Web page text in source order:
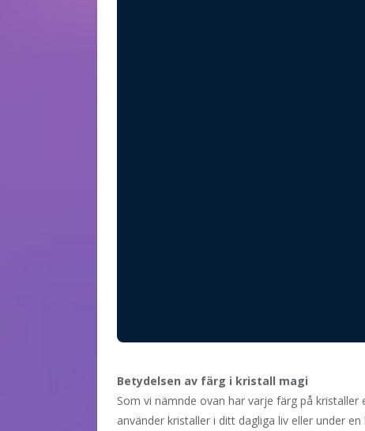
Betydelsen av färg i kristall magi
Som vi nämnde ovan har varje färg på
använder kristaller i ditt dagliga liv eller under